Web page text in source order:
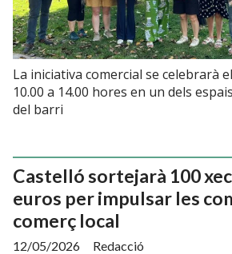
La iniciativa comercial se celebrarà
10.00 a 14.00 hores en un dels
del barri
Castelló sortejarà 100
euros per impulsar les
comerç local
Redacció
12/05/2026